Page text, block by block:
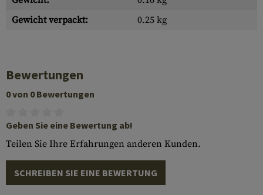
Gewicht verpackt:
0.25 kg
Bewertungen
0 von 0 Bewertungen
Geben Sie eine Bewertung ab!
Teilen Sie Ihre Erfahrungen anderen Kunden.
SCHREIBEN SIE EINE BEWERTUNG